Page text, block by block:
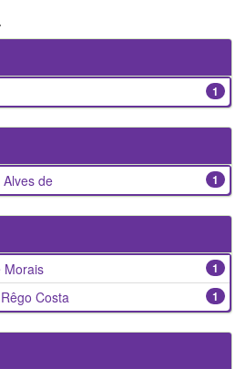
1
1
de
1
Morais
1
Costa